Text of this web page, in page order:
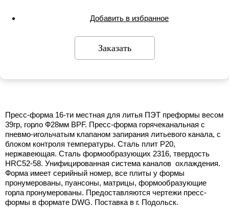
Добавить в избранное
Заказать
Пресс-форма 16-ти местная для литья ПЭТ преформы весом
39гр, горло Ф28мм BPF. Пресс-форма горячеканальная с
пневмо-игольчатым клапаном запирания литьевого канала, с
блоком контроля температуры. Сталь плит Р20,
нержавеющая. Сталь формообразующих 2316, твердость
HRC52-58. Унифицированная система каналов охлаждения.
Форма имеет серийный номер, все плиты у формы
пронумерованы, пуансоны, матрицы, формообразующие
горла пронумерованы. Предоставляются чертежи пресс-
формы в формате DWG. Поставка в г. Подольск.